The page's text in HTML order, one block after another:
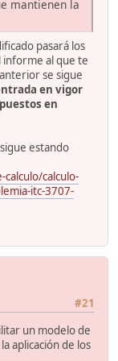
mantienen la
pasará los
informe al que te
se sigue
en vigor
puestos en
estando
calculo-
itc-3707-
#21
un modelo de
aplicación de los